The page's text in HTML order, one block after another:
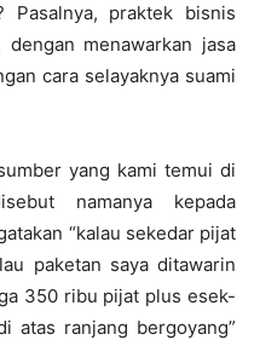
Pasalnya, praktek bisnis
menawarkan jasa
cara selayaknya suami
yang kami temui di
namanya kepada
“kalau sekedar pijat
paketan saya ditawarin
350 ribu pijat plus esek-
atas ranjang bergoyang”